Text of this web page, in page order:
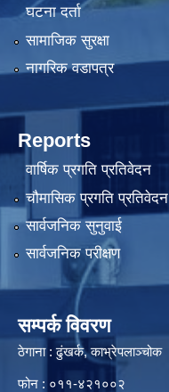
घटना दर्ता
सामाजिक सुरक्षा
नागरिक वडापत्र
Reports
वार्षिक प्रगति प्रतिवेदन
चौमासिक प्रगति प्रतिवेदन
सार्वजनिक सुनुवाई
सार्वजनिक परीक्षण
सम्पर्क विवरण
ठेगाना : ढुंखर्क, काभ्रेपलाञ्चोक
फोन : ०११-४२१००२